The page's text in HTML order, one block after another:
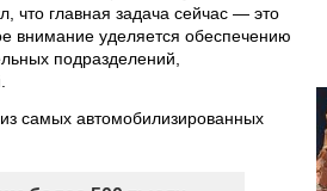
что главная задача сейчас — это
внимание уделяется обеспечению
подразделений,
самых автомобилизированных